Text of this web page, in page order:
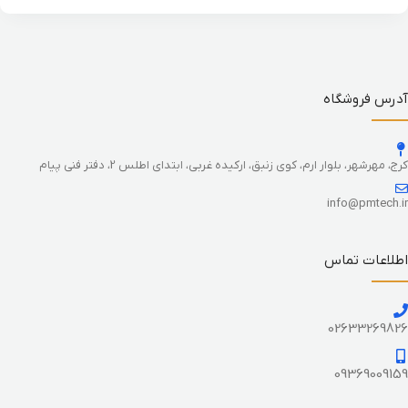
آدرس فروشگاه
کرج، مهرشهر، بلوار ارم، کوی زنبق، ارکیده غربی، ابتدای اطلس 2، دفتر فنی پیام
info@pmtech.ir
اطلاعات تماس
02633269826
09369009159